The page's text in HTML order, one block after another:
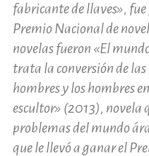
fabricante de llaves»,
Premio Nacional de
novelas fueron «El
trata la conversión de
hombres y los hombres
escultor» (2013), novela
problemas del mundo
que le llevó a ganar el